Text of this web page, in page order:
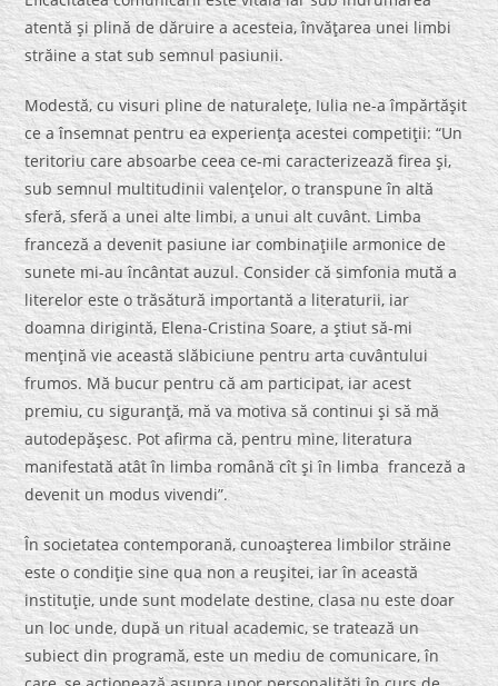
atentă şi plină de dăruire a acesteia, învăţarea unei limbi
străine a stat sub semnul pasiunii.
Modestă, cu visuri pline de naturaleţe, Iulia ne-a împărtăşit
ce a însemnat pentru ea experienţa acestei competiţii: “Un
teritoriu care absoarbe ceea ce-mi caracterizează firea şi,
sub semnul multitudinii valenţelor, o transpune în altă
sferă, sferă a unei alte limbi, a unui alt cuvânt. Limba
franceză a devenit pasiune iar combinaţiile armonice de
sunete mi-au încântat auzul. Consider că simfonia mută a
literelor este o trăsătură importantă a literaturii, iar
doamna dirigintă, Elena-Cristina Soare, a ştiut să-mi
menţină vie această slăbiciune pentru arta cuvântului
frumos. Mă bucur pentru că am participat, iar acest
premiu, cu siguranţă, mă va motiva să continui şi să mă
autodepăşesc. Pot afirma că, pentru mine, literatura
manifestată atât în limba română cît şi în limba franceză a
devenit un modus vivendi”.
În societatea contemporană, cunoaşterea limbilor străine
este o condiţie sine qua non a reuşitei, iar în această
instituţie, unde sunt modelate destine, clasa nu este doar
un loc unde, după un ritual academic, se tratează un
subiect din programă, este un mediu de comunicare, în